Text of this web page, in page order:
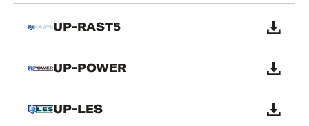
UP-RAST5
UP-POWER
UP-LES